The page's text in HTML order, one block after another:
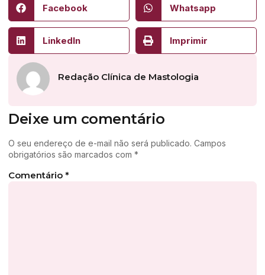
Facebook Whatsapp
LinkedIn Imprimir
Redação Clínica de Mastologia
Deixe um comentário
O seu endereço de e-mail não será publicado. Campos
obrigatórios são marcados com *
Comentário *